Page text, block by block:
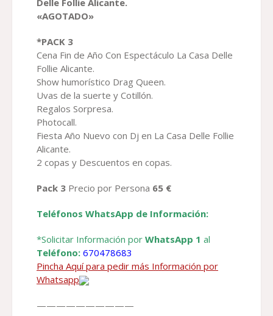
«AGOTADO»
*PACK 3
Cena Fin de Año Con Espectáculo La Casa Delle
Follie Alicante.
Show humorístico Drag Queen.
Uvas de la suerte y Cotillón.
Regalos Sorpresa.
Photocall.
Fiesta Año Nuevo con Dj en La Casa Delle Follie
Alicante.
2 copas y Descuentos en copas.
Pack 3 Precio por Persona 65 €
Teléfonos WhatsApp de Información:
*Solicitar Información por WhatsApp 1 al
Teléfono: 670478683
Pincha Aquí para pedir más Información por
Whatsapp
——————————